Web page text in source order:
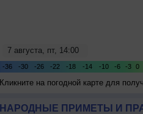
Кликните на погодной карте для
НАРОДНЫЕ ПРИМЕТЫ И